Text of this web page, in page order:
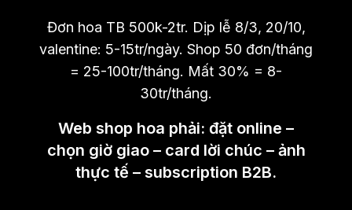
Đơn hoa TB 500k-2tr. Dịp lễ 8/3, 20/10,
valentine: 5-15tr/ngày. Shop 50 đơn/tháng
= 25-100tr/tháng. Mất 30% = 8-
30tr/tháng.
Web shop hoa phải: đặt online –
chọn giờ giao – card lời chúc – ảnh
thực tế – subscription B2B.